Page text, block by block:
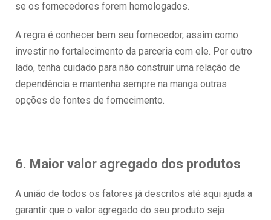
se os fornecedores forem homologados.
A regra é conhecer bem seu fornecedor, assim como
investir no fortalecimento da parceria com ele. Por outro
lado, tenha cuidado para não construir uma relação de
dependência e mantenha sempre na manga outras
opções de fontes de fornecimento.
6. Maior valor agregado dos produtos
A união de todos os fatores já descritos até aqui ajuda a
garantir que o valor agregado do seu produto seja